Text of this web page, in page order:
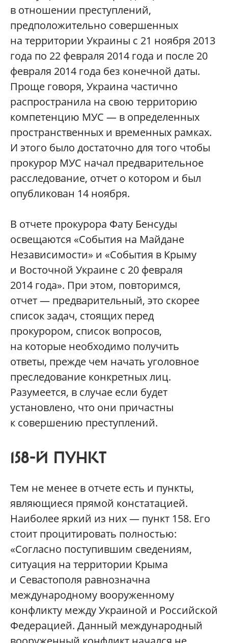
в отношении преступлений,
предположительно совершенных
на территории Украины с 21 ноября 2013
года по 22 февраля 2014 года и после 20
февраля 2014 года без конечной даты.
Проще говоря, Украина частично
распространила на свою территорию
компетенцию МУС — в определенных
пространственных и временных рамках.
И этого было достаточно для того чтобы
прокурор МУС начал предварительное
расследование, отчет о котором и был
опубликован 14 ноября.
В отчете прокурора Фату Бенсуды
освещаются «События на Майдане
Независимости» и «События в Крыму
и Восточной Украине с 20 февраля
2014 года». При этом, повторимся,
отчет — предварительный, это скорее
список задач, стоящих перед
прокурором, список вопросов,
на которые необходимо получить
ответы, прежде чем начать уголовное
преследование конкретных лиц.
Разумеется, в случае если будет
установлено, что они причастны
к совершению преступлений.
158-Й ПУНКТ
Тем не менее в отчете есть и пункты,
являющиеся прямой констатацией.
Наиболее яркий из них — пункт 158. Его
стоит процитировать полностью:
«Согласно поступившим сведениям,
ситуация на территории Крыма
и Севастополя равнозначна
международному вооруженному
конфликту между Украиной и Российской
Федерацией. Данный международный